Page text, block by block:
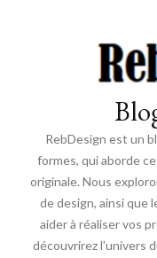
RebDesign est un
formes, qui aborde
originale. Nous
de design, ainsi que
aider à réaliser vos
découvrirez l'univers